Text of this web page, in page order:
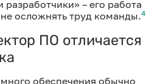
– его работа
осложнять труд команды.4
ПО отличается
обеспечения обычно